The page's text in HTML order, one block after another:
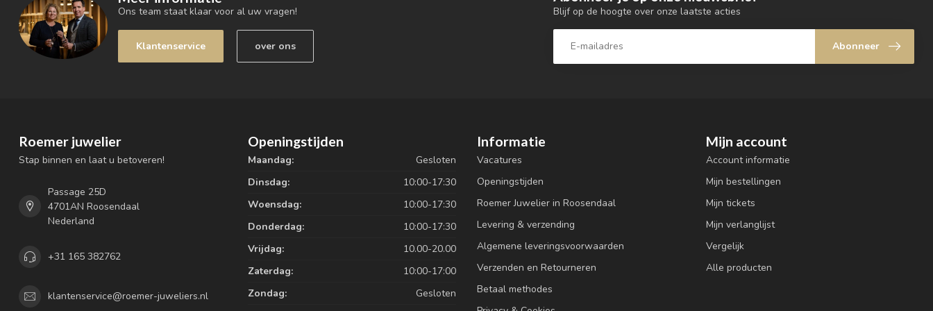
Ons team staat klaar voor al uw vragen!
Klantenservice over ons
Blijf op de hoogte over onze laatste acties
Abonneer
Roemer juwelier
Stap binnen en laat u betoveren!
Passage 25D
4701AN Roosendaal
Nederland
+31 165 382762
klantenservice@roemer-juweliers.nl
Openingstijden
Maandag:
Gesloten
Dinsdag:
10:00-17:30
Woensdag:
10:00-17:30
Donderdag:
10:00-17:30
Vrijdag:
10.00-20.00
Zaterdag:
10:00-17:00
Zondag:
Gesloten
Informatie
Vacatures
Openingstijden
Roemer Juwelier in Roosendaal
Levering & verzending
Algemene leveringsvoorwaarden
Verzenden en Retourneren
Betaal methodes
Mijn account
Account informatie
Mijn bestellingen
Mijn tickets
Mijn verlanglijst
Vergelijk
Alle producten